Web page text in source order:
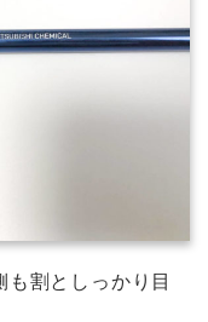
割としっかり目